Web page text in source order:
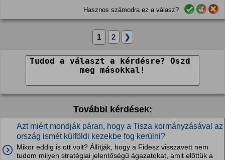
Hasznos számodra ez a válasz?
1 2 ❯
További kérdések:
Azt miért mondják páran, hogy a Tisza kormányzásával az
ország ismét külföldi kezekbe fog kerülni?
Mikor eddig is ott volt? Állítják, hogy a Fidesz visszavett nem
tudom milyen stratégiai jelentőségű ágazatokat, amit előttük a